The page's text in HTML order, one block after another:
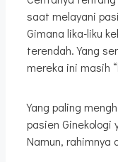
saat melayani
Gimana lika-liku
terendah. Yang
mereka ini masih
Yang paling
pasien Ginekologi
Namun, rahimnya